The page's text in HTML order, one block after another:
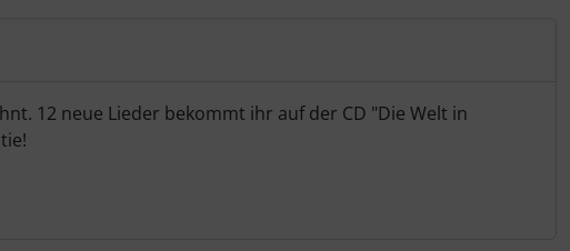
12 neue Lieder bekommt ihr auf der CD "Die Welt in